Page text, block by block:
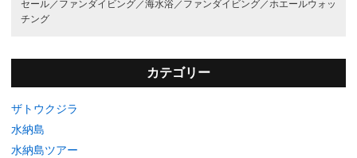
セール／ ファンダイビング／海水浴／ ファンダイビング／ホエールウォッ
チング
カテゴリー
ザトウクジラ
水納島
水納島ツアー